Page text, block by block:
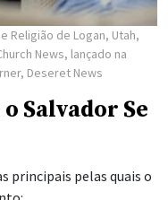
Religião de Logan, Utah,
News, lançado na
Deseret News
Salvador Se
principais pelas quais o